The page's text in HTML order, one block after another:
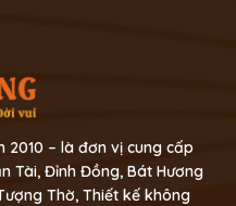
2010 – là đơn vị cung cấp
Tài, Đỉnh Đồng, Bát Hương
Thờ, Thiết kế không